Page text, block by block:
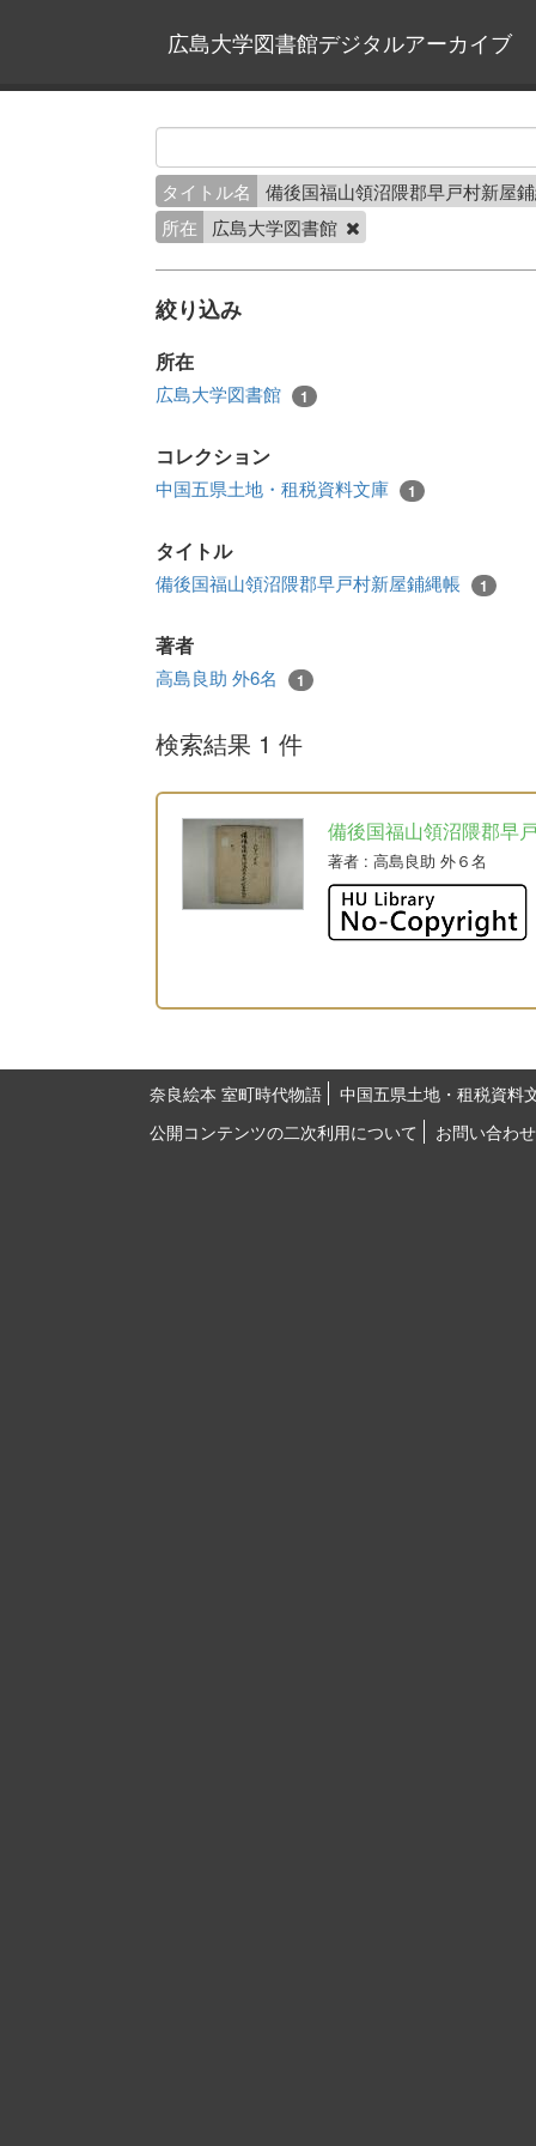
広島大学図書館デジタルアーカイブ
タイトル名
備後国福山領沼隈郡早戸村新屋
所在
広島大学図書館
絞り込み
所在
広島大学図書館 1
コレクション
中国五県土地・租税資料文庫 1
タイトル
備後国福山領沼隈郡早戸村新屋鋪縄帳 1
著者
高島良助 外6名 1
検索結果 1 件
備後国福山領沼隈郡早
著者 : 高島良助 外６名
奈良絵本 室町時代物語
中国五県土地・租税資料
公開コンテンツの二次利用について
お問い合わせ